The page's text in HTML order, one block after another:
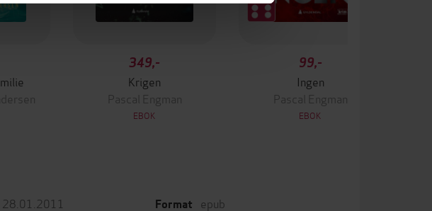
349,-
Krigen
Pascal Engman
EBOK
99,-
Ingen
Pascal Engman
EBOK
28.01.2011 Format epub